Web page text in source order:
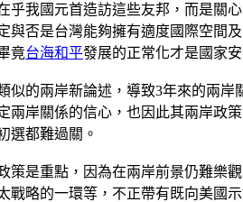
我國元首造訪這些友邦，而是關
與否是台灣能夠擁有適度國際空間
竟台海和平發展的正常化才是國家
似的兩岸新論述，導致3年來的兩
岸關係的信心，也因此其兩岸政
選都難過關。
是重點，因為在兩岸前景仍難樂
略的一環等，不正帶有既向美國